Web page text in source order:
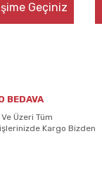
Geçiniz
BEDAVA
Üzeri Tüm
Kargo Bizden